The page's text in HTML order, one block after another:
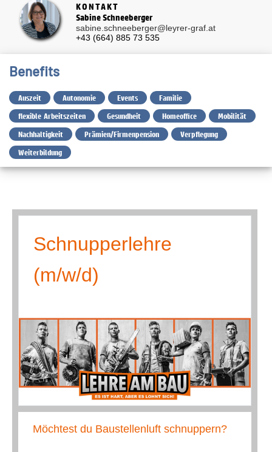
KONTAKT
Sabine Schneeberger
sabine.schneeberger@leyrer-graf.at
+43 (664) 885 73 535
Benefits
Auszeit Autonomie Events
Familie
flexible Arbeitszeiten
Gesundheit Homeoffice
Mobilität
Nachhaltigkeit
Prämien/Firmenpension
Verpflegung
Weiterbildung